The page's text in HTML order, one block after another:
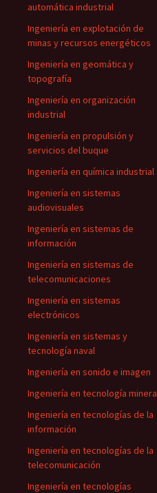
automática industrial
Ingeniería en explotación de
minas y recursos energéticos
Ingeniería en geomática y
topografía
Ingeniería en organización
industrial
Ingeniería en propulsión y
servicios del buque
Ingeniería en química industrial
Ingeniería en sistemas
audiovisuales
Ingeniería en sistemas de
información
Ingeniería en sistemas de
telecomunicaciones
Ingeniería en sistemas
electrónicos
Ingeniería en sistemas y
tecnología naval
Ingeniería en sonido e imagen
Ingeniería en tecnología minera
Ingeniería en tecnologías de la
información
Ingeniería en tecnologías de la
telecomunicación
Ingeniería en tecnologías